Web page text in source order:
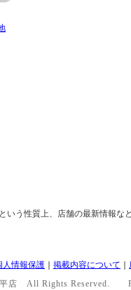
いう性質上、店舗の最新情報
人情報保護 掲載内容について
平店 All Rights Reserved.